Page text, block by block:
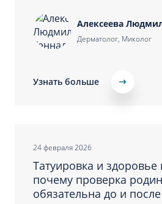
Алексеева
Дерматолог, Миколог
Узнать больше
24 февраля 2026
Татуировка и здоровье
почему проверка
обязательна до и